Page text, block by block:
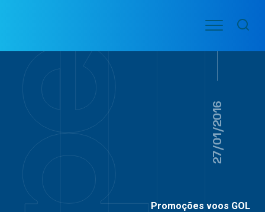
conteúdo
VOO
AÉREAS
Menu
27/01/2016
Promoções voos GOL